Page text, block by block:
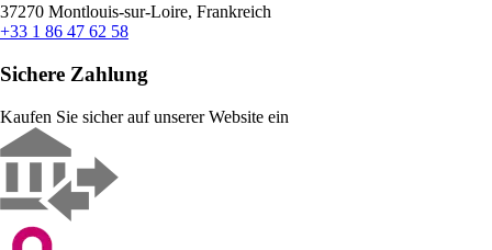
37270 Montlouis-sur-Loire, Frankreich
+33 1 86 47 62 58
Sichere Zahlung
Kaufen Sie sicher auf unserer Website ein